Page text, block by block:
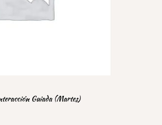
Guiada (Martes)